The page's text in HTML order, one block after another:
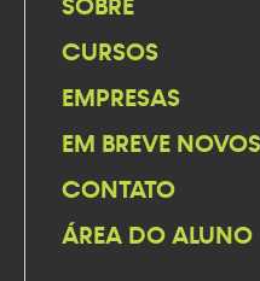
SOBRE
CURSOS
EMPRESAS
EM BREVE
CONTATO
ÁREA DO ALUNO